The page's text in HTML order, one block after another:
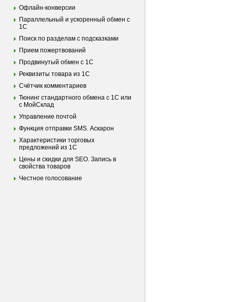
Офлайн-конверсии
Параллельный и ускоренный обмен с
1С
Поиск по разделам с подсказками
Прием пожертвований
Продвинутый обмен с 1С
Реквизиты товара из 1С
Счётчик комментариев
Тюнинг стандартного обмена с 1С или
с МойСклад
Управление почтой
Функция отправки SMS. Аскарон
Характеристики торговых
предложений из 1С
Цены и скидки для SEO. Запись в
свойства товаров
Честное голосование